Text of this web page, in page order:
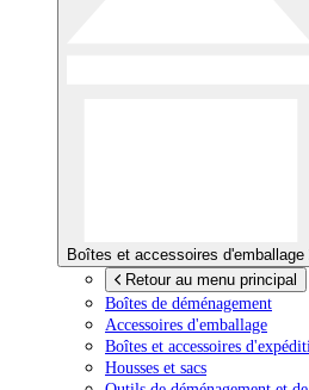
Boîtes et accessoires d'emballage
Retour au menu principal
Boîtes de déménagement
Accessoires d'emballage
Boîtes et accessoires
Housses et sacs